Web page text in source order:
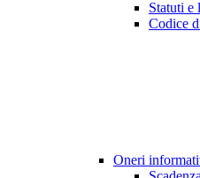
Statuti e
Codice
Oneri